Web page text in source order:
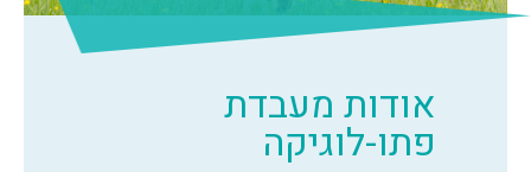
אודות מעבדת
פתו-לוגיקה